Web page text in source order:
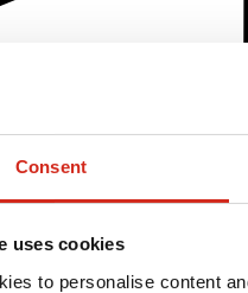
Consent
uses cookies
to personalise content